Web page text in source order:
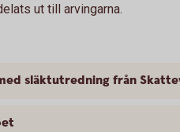
ut till arvingarna.
släktutredning från